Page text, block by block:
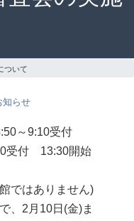
ついて
知らせ
～9:10受付
受付 13:30開始
ではありません)
、2月10日(金)ま